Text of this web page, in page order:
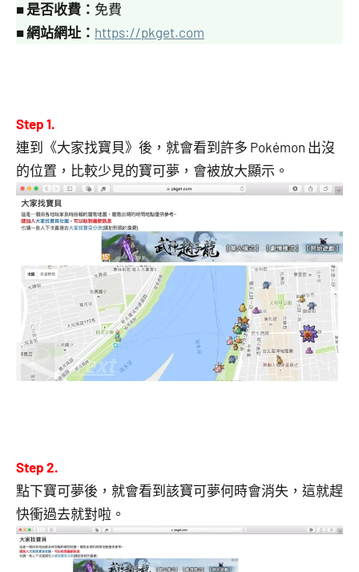
■ 是否收費： 免費
■網站網址： https://pkget.com
Step 1.
連到《大家找寶貝》後，就會看到許多 Pokémon 出沒
的位置，比較少見的寶可夢，會被放大顯示。
Step 2.
點下寶可夢後，就會看到該寶可夢何時會消失，這就趕
快衝過去就對啦。